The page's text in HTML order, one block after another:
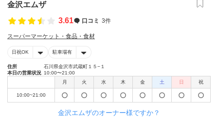
金沢エムザ
3.61
口コミ 3件
スーパーマーケット・食品・食材
日祝OK 駐車場有
住所
石川県金沢市武蔵町１５−１
本日の営業状況 10:00〜21:00
月
火 水 木 金 土 日 祝
10:00~21:00
金沢エムザのオーナー様ですか？